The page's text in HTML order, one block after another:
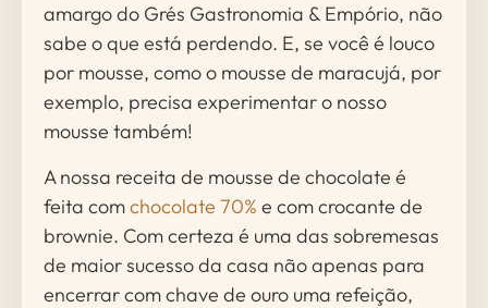
amargo do Grés Gastronomia & Empório, não
sabe o que está perdendo. E, se você é louco
por mousse, como o mousse de maracujá, por
exemplo, precisa experimentar o nosso
mousse também!
A nossa receita de mousse de chocolate é
feita comchocolate 70% e com crocante de
brownie. Com certeza é uma das sobremesas
de maior sucesso da casa não apenas para
encerrar com chave de ouro uma refeição,